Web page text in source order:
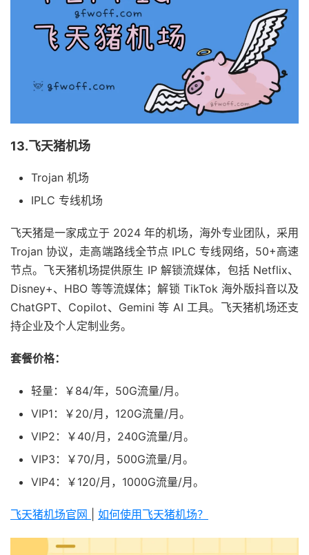
13.飞天猪机场
Trojan 机场
IPLC 专线机场
飞天猪是一家成立于 2024 年的机场，海外专业团队，采用
Trojan 协议，走高端路线全节点 IPLC 专线网络，50+高速
节点。飞天猪机场提供原生 IP 解锁流媒体，包括 Netflix、
Disney+、HBO 等等流媒体；解锁 TikTok 海外版抖音以及
ChatGPT、Copilot、Gemini 等 AI 工具。飞天猪机场还支
持企业及个人定制业务。
套餐价格：
轻量：￥84/年，50G流量/月。
VIP1：￥20/月，120G流量/月。
VIP2：￥40/月，240G流量/月。
VIP3：￥70/月，500G流量/月。
VIP4：￥120/月，1000G流量/月。
飞天猪机场官网 如何使用飞天猪机场？